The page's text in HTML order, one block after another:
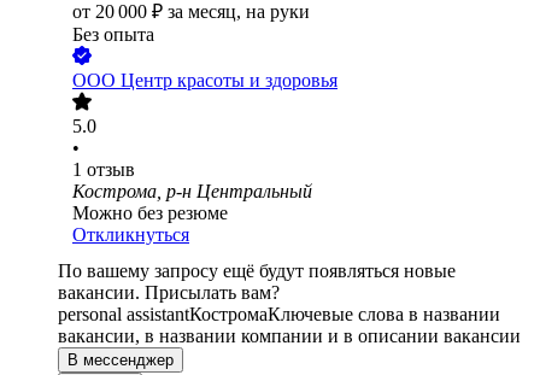
от 20 000 ₽ за месяц, на руки
Без опыта
ООО Центр красоты и здоровья
5.0
•
1 отзыв
Кострома, р-н Центральный
Можно без резюме
Откликнуться
По вашему запросу ещё будут появляться новые
вакансии. Присылать вам?
personal assistantКостромаКлючевые слова в названии
вакансии, в названии компании и в описании вакансии
В мессенджер